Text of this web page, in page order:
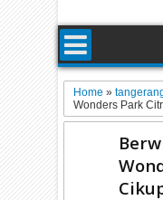
Home»
Wonders Park